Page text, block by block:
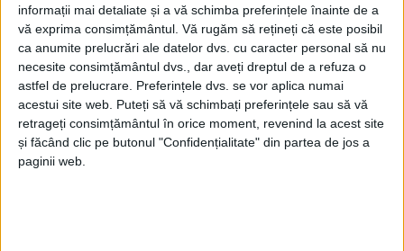
informații mai detaliate și a vă schimba preferințele înainte de a
vă exprima consimțământul. Vă rugăm să rețineți că este posibil
ca anumite prelucrări ale datelor dvs. cu caracter personal să nu
necesite consimțământul dvs., dar aveți dreptul de a refuza o
astfel de prelucrare. Preferințele dvs. se vor aplica numai
acestui site web. Puteți să vă schimbați preferințele sau să vă
retrageți consimțământul în orice moment, revenind la acest site
și făcând clic pe butonul "Confidențialitate" din partea de jos a
paginii web.
AUDIO
Lungu anunță începerea lucrărilor la
ștrandul din Ițcani. ”Anul viitor vom avea un
ștrand modern în Suceava”
5 MARTIE, 2020
AUDIO
Cu aproximativ 170 de lei net vor creşte în